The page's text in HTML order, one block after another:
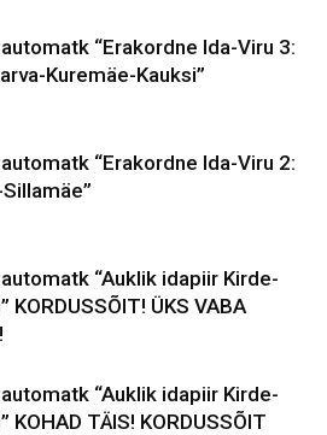
“Erakordne Ida-Viru 3:
Kuremäe-Kauksi”
“Erakordne Ida-Viru 2:
“Auklik idapiir Kirde-
KORDUSSÕIT! ÜKS VABA
“Auklik idapiir Kirde-
KOHAD TÄIS! KORDUSSÕIT